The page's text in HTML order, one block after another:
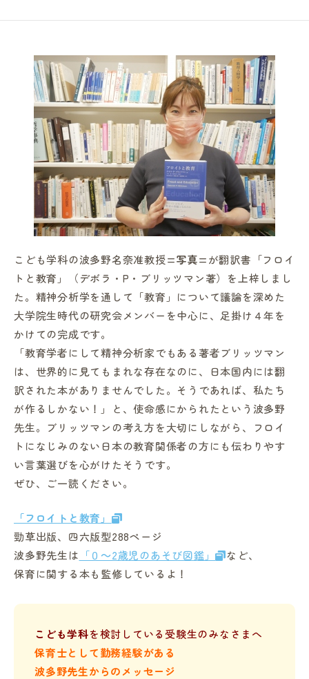
地域・一般の方へ
企業・園・施設の方へ
in Campus
総合図書館
プライバシーポリシー
こども学科の波多野名奈准教授=写真=が翻訳書「フロイ
トと教育」（デボラ・P・ブリッツマン著）を上梓しまし
た。精神分析学を通して「教育」について議論を深めた
大学院生時代の研究会メンバーを中心に、足掛け４年を
かけての完成です。
「教育学者にして精神分析家でもある著者ブリッツマン
は、世界的に見てもまれな存在なのに、日本国内には翻
訳された本がありませんでした。そうであれば、私たち
が作るしかない！」と、使命感にかられたという波多野
先生。ブリッツマンの考え方を大切にしながら、フロイ
トになじみのない日本の教育関係者の方にも伝わりやす
い言葉選びを心がけたそうです。
ぜひ、ご一読ください。
「フロイトと教育」
勁草出版、四六版型288ページ
波多野先生は 「０～2歳児のあそび図鑑」
など、
保育に関する本も監修しているよ！
こども学科を検討している受験生のみなさまへ
保育士として勤務経験がある
波多野先生からのメッセージ